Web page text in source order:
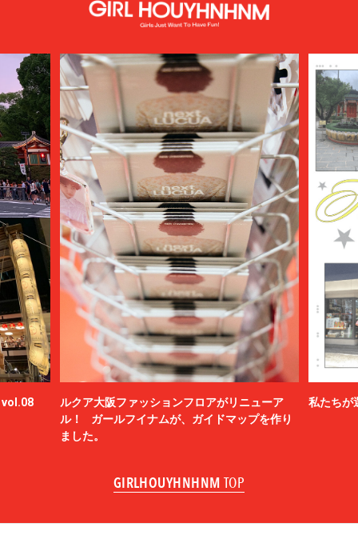
vol.08
ルクア大阪ファッションフロアがリニューア
ル！ ガールフイナムが、ガイドマップを作り
ました。
私たちが
GIRLHOUYHNHNM TOP